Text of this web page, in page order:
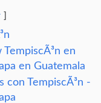
en
en Guatemala
con TempiscÃ³n -